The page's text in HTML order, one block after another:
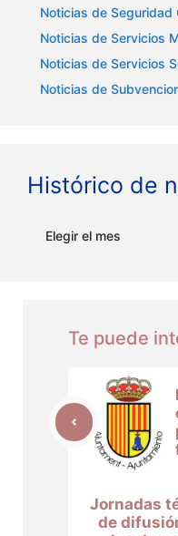
Noticias de Seguridad
Noticias de Servicios
Noticias de Servicios
Noticias de
Histórico de
Te puede
Jornadas
de